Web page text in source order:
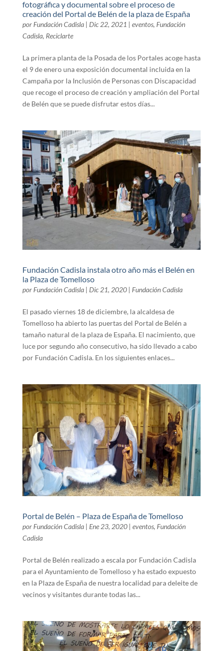
fotográfica y documental sobre el proceso de
creación del Portal de Belén de la plaza de España
por Fundación Cadisla| Dic 22, 2021 | eventos, Fundación
Cadisla, Reciclarte
La primera planta de la Posada de los Portales acoge hasta
el 9 de enero una exposición documental incluida en la
Campaña por la Inclusión de Personas con Discapacidad
que recoge el proceso de creación y ampliación del Portal
de Belén que se puede disfrutar estos días...
Fundación Cadisla instala otro año más el Belén en
la Plaza de Tomelloso
por Fundación Cadisla| Dic 21, 2020| Fundación Cadisla
El pasado viernes 18 de diciembre, la alcaldesa de
Tomelloso ha abierto las puertas del Portal de Belén a
tamaño natural de la plaza de España. El nacimiento, que
luce por segundo año consecutivo, ha sido llevado a cabo
por Fundación Cadisla. En los siguientes enlaces...
Portal de Belén – Plaza de España de Tomelloso
por Fundación Cadisla| Ene 23, 2020| eventos, Fundación
Cadisla
Portal de Belén realizado a escala por Fundación Cadisla
para el Ayuntamiento de Tomelloso y ha estado expuesto
en la Plaza de España de nuestra localidad para deleite de
vecinos y visitantes durante todas las...